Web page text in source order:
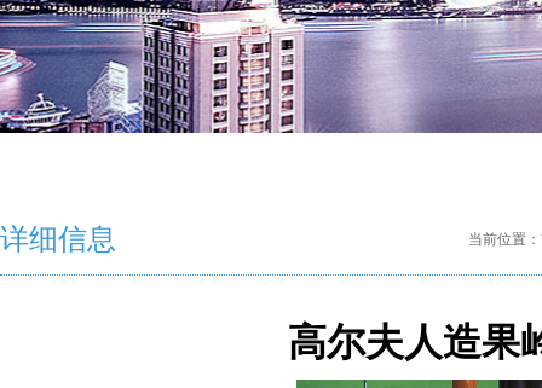
详细信息 当前位置：
高尔夫人造果